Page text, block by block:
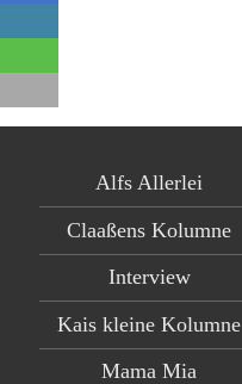
Alfs Allerlei
Claaßens Kolumne
Interview
Kais kleine Kolumne
Mama Mia